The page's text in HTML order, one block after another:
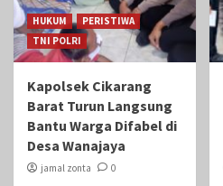
HUKUM
PERISTIWA
TNI POLRI
Kapolsek Cikarang
Barat Turun Langsung
Bantu Warga Difabel di
Desa Wanajaya
jamal zonta 0